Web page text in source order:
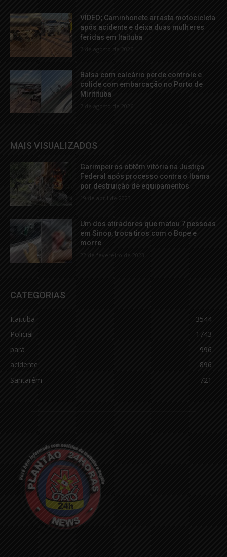
VÍDEO; Caminhonete arrasta motocicleta
após acidente e deixa duas mulheres
feridas em Itaituba
7 de agosto de 2026
Balsa com calcário perde controle e
colide com embarcação no Porto de
Miritituba
7 de agosto de 2026
MAIS VISUALIZADOS
Garimpeiros obtêm vitória na Justiça
Federal após processo contra o Ibama
por destruição de equipamentos
19 de abril de 2023
Um dos atiradores que matou 7 pessoas
em Sinop, troca tiros com o Bope e
morre
22 de fevereiro de 2023
CATEGORIAS
Itaituba
3544
Policial
1743
pará
996
acidente
896
Santarém
721